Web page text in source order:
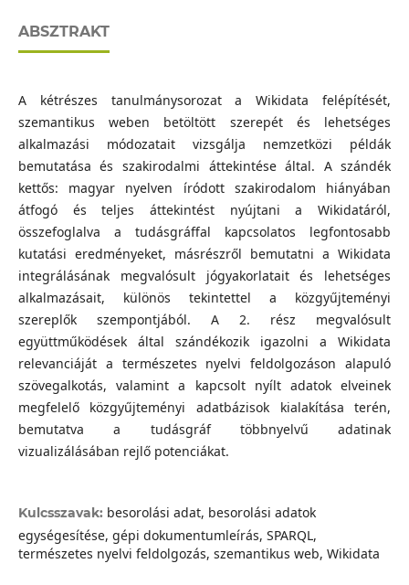
ABSZTRAKT
A kétrészes tanulmánysorozat a Wikidata felépítését,
szemantikus weben betöltött szerepét és lehetséges
alkalmazási módozatait vizsgálja nemzetközi példák
bemutatása és szakirodalmi áttekintése által. A szándék
kettős: magyar nyelven íródott szakirodalom hiányában
átfogó és teljes áttekintést nyújtani a Wikidatáról,
összefoglalva a tudásgráffal kapcsolatos legfontosabb
kutatási eredményeket, másrészről bemutatni a Wikidata
integrálásának megvalósult jógyakorlatait és lehetséges
alkalmazásait, különös tekintettel a közgyűjteményi
szereplők szempontjából. A 2. rész megvalósult
együttműködések által szándékozik igazolni a Wikidata
relevanciáját a természetes nyelvi feldolgozáson alapuló
szövegalkotás, valamint a kapcsolt nyílt adatok elveinek
megfelelő közgyűjteményi adatbázisok kialakítása terén,
bemutatva a tudásgráf többnyelvű adatinak
vizualizálásában rejlő potenciákat.
Kulcsszavak: besorolási adat, besorolási adatok
egységesítése, gépi dokumentumleírás, SPARQL,
természetes nyelvi feldolgozás, szemantikus web, Wikidata